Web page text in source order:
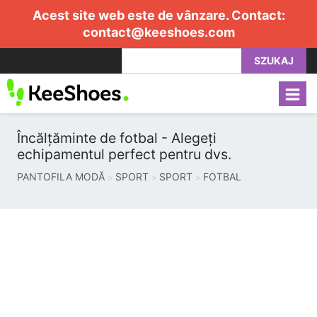
Acest site web este de vânzare. Contact:
contact@keeshoes.com
SZUKAJ
Încălțăminte de fotbal - Alegeți
echipamentul perfect pentru dvs.
PANTOFILA MODĂ SPORT SPORT FOTBAL